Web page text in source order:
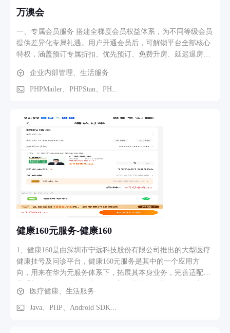
环。第三类是社交社区模块，包括好友申请、好友列表、即时
聊天、离线消息、社区发帖、评论、点赞、关注、敏感词审核
和内容审核。第四类是内容服务模块，包括健康知识、急救指
南、系统文章、隐私协议、用户协议和关于我们。第五类是公
益活动模块，包括公益项目、活动报名、打卡、捐赠、投票、
走失招领和评论。第六类是后台运营模块，为以上所有业务提
供数据维护、审核、统计和配置能力。
万澳会
一、专属会员服务 搭建全梯度会员权益体系，为不同等级会员
提供差异化专属礼遇。用户开通会员后，可解锁平台全部核心
特权，涵盖预订专属折扣、优先预订、免费升房、延迟退房、
积分翻倍、专属满减券、节日专属福利等额外权益，等级越
高，礼遇越丰厚，让每一位会员用户都能尊享优质、高效、省
类住宿选择，适配商旅出行、家庭出游、短途休憩等各类场
景。支持线上智能筛选、实时查价、在线预约、一键确认入住
等全流程自助服务，操作简单、高效便捷。平台严控房源品
质，保障入住环境安全舒适，同时提供灵活退改、凌晨订房、
空房预留等贴心服务，彻底解决用户出行住宿难题，带来安
心、省心的预订体验。 三、积分超值减免服务 搭建灵活通用
的积分权益体系，用户在平台参与酒店预订、订餐消费等任意
消费行为，均可累计专属积分，会员等级越高，积分累积速度
越快。积分可直接抵扣现金使用，适用于酒店房费、订餐账单
等全场景消费抵扣，支持梯度减免、积分兑换优惠券、积分兑
换专属礼品等多种用法，真正实现“消费即增值、积分当钱
花”。无复杂使用门槛，操作便捷，有效降低用户消费成本，让
每一次消费都能收获额外价值。
企业内部管理、生活服务
PHPMailer、PHPStan、PH...
健康160元服务-健康160
1、健康160是由深圳市宁远科技股份有限公司推出的大型医疗
健康挂号及问诊平台，健康160元服务是其中的一个应用方
向，用来在华为元服务体系下，拓展其本身业务，完善适配鸿
会员商城，消息，我的等功能
医疗健康、生活服务
Java、PHP、Android SDK...